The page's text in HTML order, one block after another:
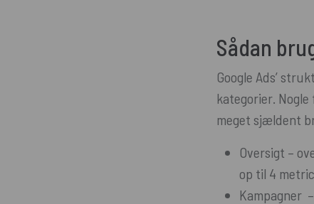
Sådan
Google Ads’
kategorier.
meget sjældent
Oversigt –
op til 4
Kampagner